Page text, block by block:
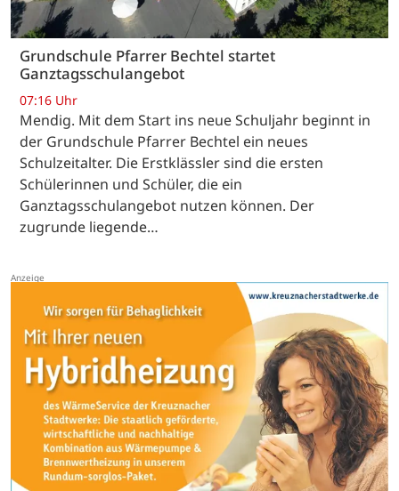
Grundschule Pfarrer Bechtel startet
Ganztagsschulangebot
07:16 Uhr
Mendig. Mit dem Start ins neue Schuljahr beginnt in
der Grundschule Pfarrer Bechtel ein neues
Schulzeitalter. Die Erstklässler sind die ersten
Schülerinnen und Schüler, die ein
Ganztagsschulangebot nutzen können. Der
zugrunde liegende…